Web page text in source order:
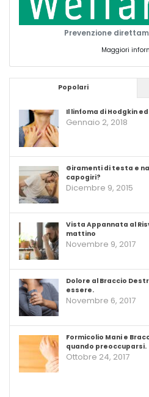
Prevenzione
Maggiori
Popolari
Il linfoma di Hodgkin
Gennaio 2, 2018
Giramenti di testa e
capogiri?
Dicembre 9, 2015
Vista Appannata al
mattino
Novembre 9, 2017
Dolore al Braccio
essere.
Novembre 6, 2017
Formicolio Mani e
quando preoccuparsi.
Ottobre 24, 2017